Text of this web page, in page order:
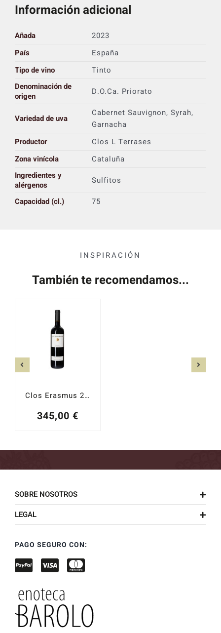
Información adicional
Añada
2023
País
España
Tipo de vino
Tinto
Denominación de
origen
D.O.Ca. Priorato
Variedad de uva
Cabernet Sauvignon, Syrah,
Garnacha
Productor
Clos L Terrases
Zona vinícola
Cataluña
Ingredientes y
alérgenos
Sulfitos
Capacidad (cl.)
75
INSPIRACIÓN
También te recomendamos...
Clos Erasmus 2023
345,00 €
SOBRE NOSOTROS
LEGAL
PAGO SEGURO CON: